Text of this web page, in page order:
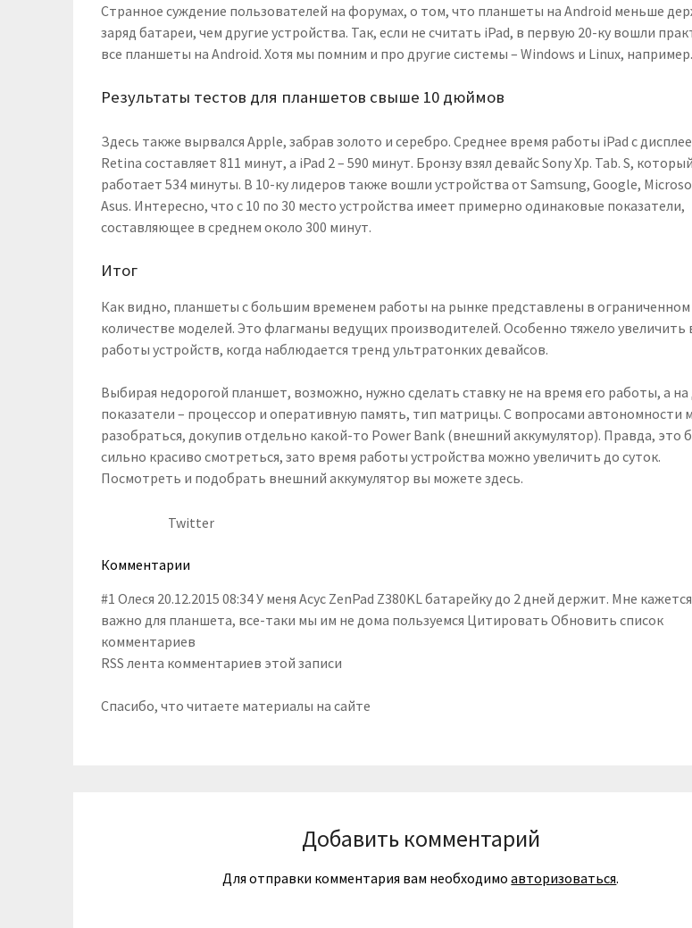
Странное суждение пользователей на форумах, о том, что планшеты на Android меньше
заряд батареи, чем другие устройства. Так, если не считать iPad, в первую 20-ку вошли
все планшеты на Android. Хотя мы помним и про другие системы – Windows и Linux, например.
Результаты тестов для планшетов свыше 10 дюймов
Здесь также вырвался Apple, забрав золото и серебро. Среднее время работы iPad с
Retina составляет 811 минут, а iPad 2 – 590 минут. Бронзу взял девайс Sony Хр. Tab. S, который
работает 534 минуты. В 10-ку лидеров также вошли устройства от Samsung, Google,
Asus. Интересно, что с 10 по 30 место устройства имеет примерно одинаковые показатели,
составляющее в среднем около 300 минут.
Итог
Как видно, планшеты с большим временем работы на рынке представлены в ограниченном
количестве моделей. Это флагманы ведущих производителей. Особенно тяжело увеличить
работы устройств, когда наблюдается тренд ультратонких девайсов.
Выбирая недорогой планшет, возможно, нужно сделать ставку не на время его работы, а на
показатели – процессор и оперативную память, тип матрицы. С вопросами автономности
разобраться, докупив отдельно какой-то Power Bank (внешний аккумулятор). Правда, это
сильно красиво смотреться, зато время работы устройства можно увеличить до суток.
Посмотреть и подобрать внешний аккумулятор вы можете здесь.
Twitter
Комментарии
#1 Олеся 20.12.2015 08:34 У меня Асус ZenPad Z380KL батарейку до 2 дней держит. Мне
важно для планшета, все-таки мы им не дома пользуемся Цитировать Обновить список
комментариев
RSS лента комментариев этой записи
Спасибо, что читаете материалы на сайте
Добавить комментарий
Для отправки комментария вам необходимоавторизоваться.